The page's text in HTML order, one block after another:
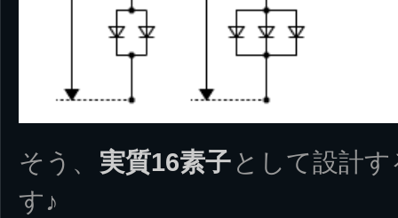
そう、 実質16素子 として設計
す♪